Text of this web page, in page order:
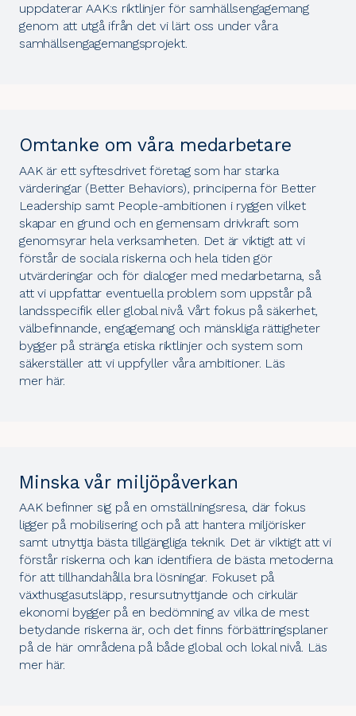
uppdaterar AAK:s riktlinjer för samhällsengagemang
genom att utgå ifrån det vi lärt oss under våra
samhällsengagemangsprojekt.
Omtanke om våra medarbetare
AAK är ett syftesdrivet företag som har starka
värderingar (Better Behaviors), principerna för Better
Leadership samt People-ambitionen i ryggen vilket
skapar en grund och en gemensam drivkraft som
genomsyrar hela verksamheten. Det är viktigt att vi
förstår de sociala riskerna och hela tiden gör
utvärderingar och för dialoger med medarbetarna, så
att vi uppfattar eventuella problem som uppstår på
landsspecifik eller global nivå. Vårt fokus på säkerhet,
välbefinnande, engagemang och mänskliga rättigheter
bygger på stränga etiska riktlinjer och system som
säkerställer att vi uppfyller våra ambitioner. Läs
mer här.
Minska vår miljöpåverkan
AAK befinner sig på en omställningsresa, där fokus
ligger på mobilisering och på att hantera miljörisker
samt utnyttja bästa tillgängliga teknik. Det är viktigt att vi
förstår riskerna och kan identifiera de bästa metoderna
för att tillhandahålla bra lösningar. Fokuset på
växthusgasutsläpp, resursutnyttjande och cirkulär
ekonomi bygger på en bedömning av vilka de mest
betydande riskerna är, och det finns förbättringsplaner
på de här områdena på både global och lokal nivå. Läs
mer här.